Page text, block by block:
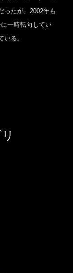
ったが、2002年も
一時転向してい
いる。